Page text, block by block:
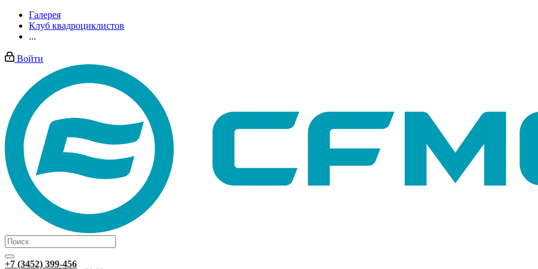
Галерея
Клуб квадроциклистов
...
Войти
+7 (3452) 399-456